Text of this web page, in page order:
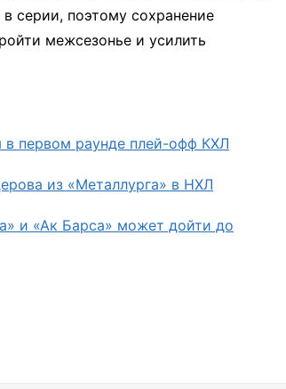
серии, поэтому сохранение
межсезонье и усилить
в первом раунде плей-офф КХЛ
из «Металлурга» в НХЛ
и «Ак Барса» может дойти до